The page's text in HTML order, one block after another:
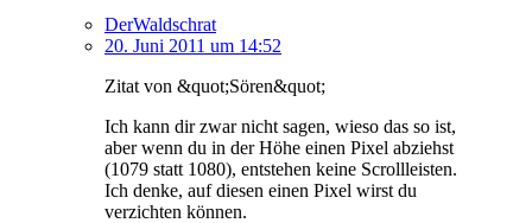
DerWaldschrat
20. Juni 2011 um 14:52
Zitat von &quot;Sören&quot;
Ich kann dir zwar nicht sagen, wieso das so ist,
aber wenn du in der Höhe einen Pixel abziehst
(1079 statt 1080), entstehen keine Scrollleisten.
Ich denke, auf diesen einen Pixel wirst du
verzichten können.